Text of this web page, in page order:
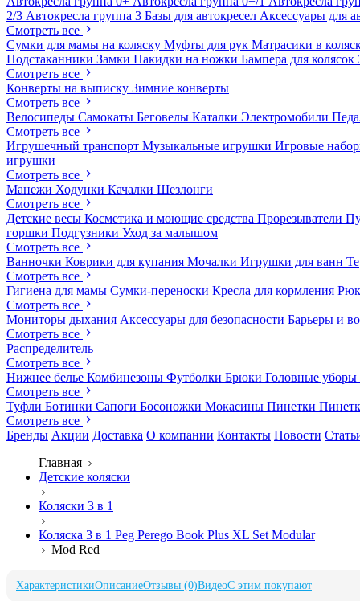
2/3 Автокресла группа 3 Базы для автокресел Аксессуары для
Смотреть все
Сумки для мамы на коляску Муфты для рук Матрасики в
Подстаканники Замки Накидки на ножки Бампера для колясок
Смотреть все
Конверты на выписку Зимние конверты
Смотреть все
Велосипеды Самокаты Беговелы Каталки Электромобили
Смотреть все
Игрушечный транспорт Музыкальные игрушки Игровые
игрушки
Смотреть все
Манежи Ходунки Качалки Шезлонги
Смотреть все
Детские весы Косметика и моющие средства Прорезыватели
горшки Подгузники Уход за малышом
Смотреть все
Ванночки Коврики для купания Мочалки Игрушки для ванн
Смотреть все
Гигиена для мамы Сумки-переноски Кресла для кормления
Смотреть все
Мониторы дыхания Аксессуары для безопасности Барьеры и
Смотреть все
Распределитель
Смотреть все
Нижнее белье Комбинезоны Футболки Брюки Головные уборы
Смотреть все
Туфли Ботинки Сапоги Босоножки Мокасины Пинетки
Смотреть все
Бренды Акции Доставка О компании Контакты Новости
Главная
Детские коляски
Коляски 3 в 1
Коляска 3 в 1 Peg Perego Book Plus XL Set Modular
Mod Red
ХарактеристикиОписаниеОтзывы (0)ВидеоС этим покупают